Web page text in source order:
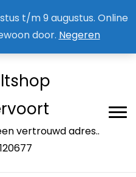
t/m 9 augustus. Online
door. Negeren
vertrouwd adres..